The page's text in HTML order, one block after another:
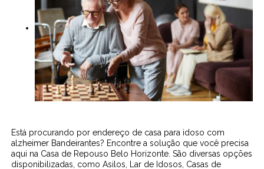
Está procurando por endereço de casa para idoso com
alzheimer Bandeirantes? Encontre a solução que você precisa
aqui na Casa de Repouso Belo Horizonte. São diversas opções
disponibilizadas, como Asilos, Lar de Idosos, Casas de